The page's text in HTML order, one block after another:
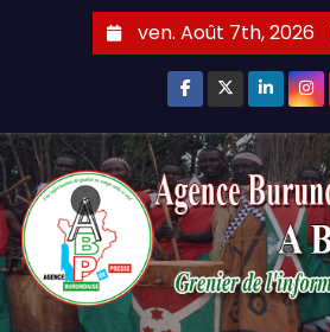
ven. Août 7th, 2026